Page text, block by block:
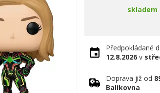
skladem
Předpokládané
12.8.2026 v
Doprava již od
Balíkovna